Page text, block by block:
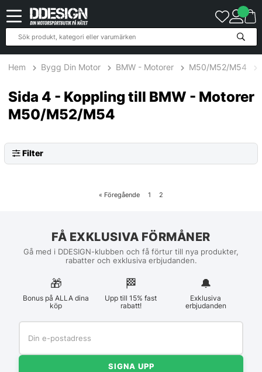
Hem Bygg Din Motor BMW - Motorer M50/M52/M54
Sida 4 - Koppling till BMW - Motorer
M50/M52/M54
Filter
« Föregående 1 2
FÅ EXKLUSIVA FÖRMÅNER
Gå med i DDESIGN-klubben och få förtur till nya produkter,
rabatter och exklusiva erbjudanden.
🎁
Bonus på ALLA dina
köp
🏁︎
Upp till 15% fast
rabatt!
🔔
Exklusiva
erbjudanden
SIGNA UPP